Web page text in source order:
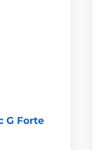
G Forte